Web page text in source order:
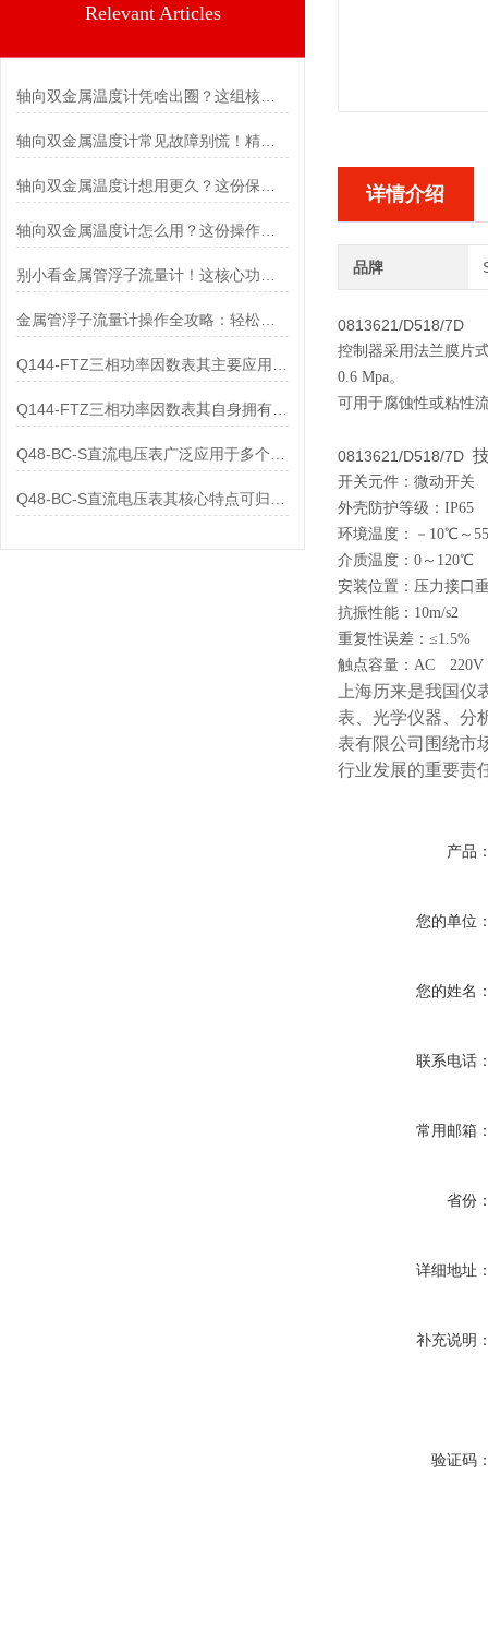
Relevant Articles
轴向双金属温度计凭啥出圈？这组核心特点给出了答案
轴向双金属温度计常见故障别慌！精准定位，轻松搞定难题
轴向双金属温度计怎么用？这份操作指南，新手也能快速拿捏！
金属管浮子流量计操作全攻略：轻松拿捏，精准掌控每一步！
Q144-FTZ三相功率因数表其自身拥有怎样的功能呢？
详情介绍
品牌
0813621/D518/7D
控制器采用法兰膜片
0.6 Mpa。
可用于腐蚀性或粘性
0813621/D518/7D
开关元件：微动开关
外壳防护等级：IP65
环境温度：－10℃～
介质温度：0～120℃
安装位置：压力接口
抗振性能：10m/s2
重复性误差：≤1.5%
触点容量：AC
上海历来是我国
表、光学仪器、分
表有限公司围绕市
行业发展的重要责
产品
您的单位
您的姓名
联系电话
常用邮箱
省份
详细地址
补充说明
验证码